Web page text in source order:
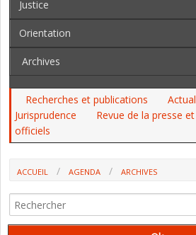
Justice
Orientation
Archives
Recherches et publications
Jurisprudence
Revue de la presse
officiels
ACCUEIL AGENDA
ARCHIVES